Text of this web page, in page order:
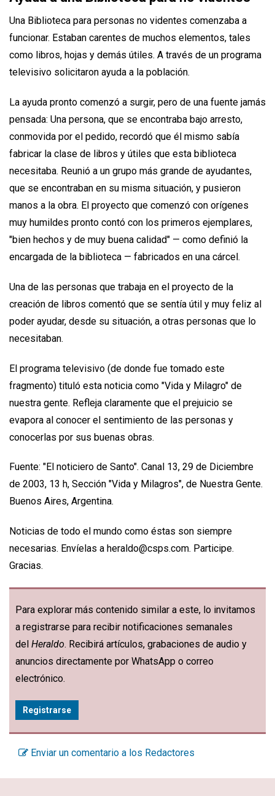
Una Biblioteca para personas no videntes comenzaba a
funcionar. Estaban carentes de muchos elementos, tales
como libros, hojas y demás útiles. A través de un programa
televisivo solicitaron ayuda a la población.
La ayuda pronto comenzó a surgir, pero de una fuente jamás
pensada: Una persona, que se encontraba bajo arresto,
conmovida por el pedido, recordó que él mismo sabía
fabricar la clase de libros y útiles que esta biblioteca
necesitaba. Reunió a un grupo más grande de ayudantes,
que se encontraban en su misma situación, y pusieron
manos a la obra. El proyecto que comenzó con orígenes
muy humildes pronto contó con los primeros ejemplares,
"bien hechos y de muy buena calidad" — como definió la
encargada de la biblioteca — fabricados en una cárcel.
Una de las personas que trabaja en el proyecto de la
creación de libros comentó que se sentía útil y muy feliz al
poder ayudar, desde su situación, a otras personas que lo
necesitaban.
El programa televisivo (de donde fue tomado este
fragmento) tituló esta noticia como "Vida y Milagro" de
nuestra gente. Refleja claramente que el prejuicio se
evapora al conocer el sentimiento de las personas y
conocerlas por sus buenas obras.
Fuente: "El noticiero de Santo". Canal 13, 29 de Diciembre
de 2003, 13 h, Sección "Vida y Milagros", de Nuestra Gente.
Buenos Aires, Argentina.
Noticias de todo el mundo como éstas son siempre
necesarias. Envíelas a heraldo@csps.com. Participe.
Gracias.
Para explorar más contenido similar a este, lo invitamos
a registrarse para recibir notificaciones semanales
del Heraldo. Recibirá artículos, grabaciones de audio y
anuncios directamente por WhatsApp o correo
electrónico.
Registrarse
Enviar un comentario a los Redactores